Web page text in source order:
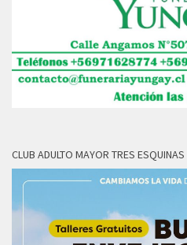
CLUB ADULTO MAYOR TRES ESQUINAS